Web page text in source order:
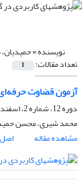
نویسنده =
تعداد مقالات: 1
آزمون قضاوت
دوره 12، شماره 2، اسفند 1402، صفحه
محمد شیری، محسن
مشاهده مقاله